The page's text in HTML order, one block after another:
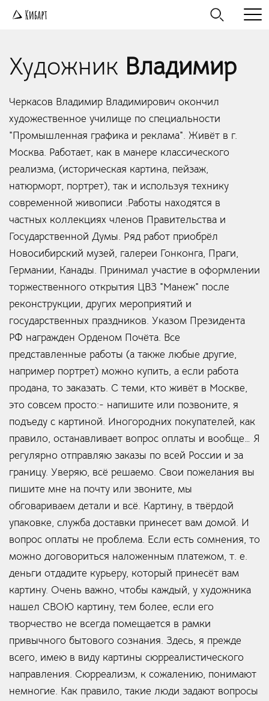
Художник Владимир
Черкасов Владимир Владимирович окончил
художественное училище по специальности
"Промышленная графика и реклама". Живёт в г.
Москва. Работает, как в манере классического
реализма, (историческая картина, пейзаж,
натюрморт, портрет), так и используя технику
современной живописи .Работы находятся в
частных коллекциях членов Правительства и
Государственной Думы. Ряд работ приобрёл
Новосибирский музей, галереи Гонконга, Праги,
Германии, Канады. Принимал участие в оформлении
торжественного открытия ЦВЗ "Манеж" после
реконструкции, других мероприятий и
государственных праздников. Указом Президента
РФ награжден Орденом Почёта. Все
представленные работы (а также любые другие,
например портрет) можно купить, а если работа
продана, то заказать. С теми, кто живёт в Москве,
это совсем просто:- напишите или позвоните, я
подъеду с картиной. Иногородних покупателей, как
правило, останавливает вопрос оплаты и вообще… Я
регулярно отправляю заказы по всей России и за
границу. Уверяю, всё решаемо. Свои пожелания вы
пишите мне на почту или звоните, мы
обговариваем детали и всё. Картину, в твёрдой
упаковке, служба доставки принесет вам домой. И
вопрос оплаты не проблема. Если есть сомнения, то
можно договориться наложенным платежом, т. е.
деньги отдадите курьеру, который принесёт вам
картину. Очень важно, чтобы каждый, у художника
нашел СВОЮ картину, тем более, если его
творчество не всегда помещается в рамки
привычного бытового сознания. Здесь, я прежде
всего, имею в виду картины сюрреалистического
направления. Сюрреализм, к сожалению, понимают
немногие. Как правило, такие люди задают вопросы